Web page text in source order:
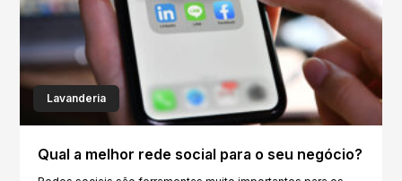
Lavanderia
Qual a melhor rede social para o seu negócio?